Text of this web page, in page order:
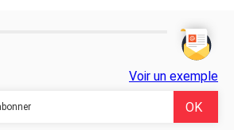
Voir un exemple